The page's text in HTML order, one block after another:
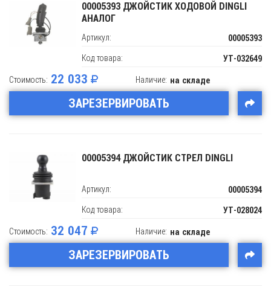
00005393 ДЖОЙСТИК ХОДОВОЙ DINGLI
АНАЛОГ
Артикул:
00005393
Код товара: УТ-032649
Стоимость: 22 033
ЗАРЕЗЕРВИРОВАТЬ
Наличие: на складе
00005394 ДЖОЙСТИК СТРЕЛ DINGLI
Артикул: 00005394
Код товара: УТ-028024
Стоимость: 32 047
ЗАРЕЗЕРВИРОВАТЬ
Наличие: на складе